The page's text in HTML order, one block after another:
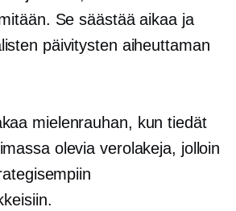
Se säästää aikaa ja
päivitysten aiheuttaman
mielenrauhan, kun tiedät
olevia verolakeja, jolloin